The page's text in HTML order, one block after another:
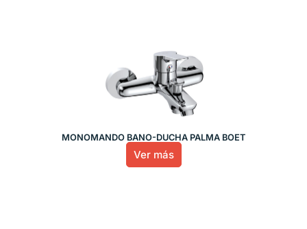
MONOMANDO BAÑO-DUCHA PALMA BOET
Ver más